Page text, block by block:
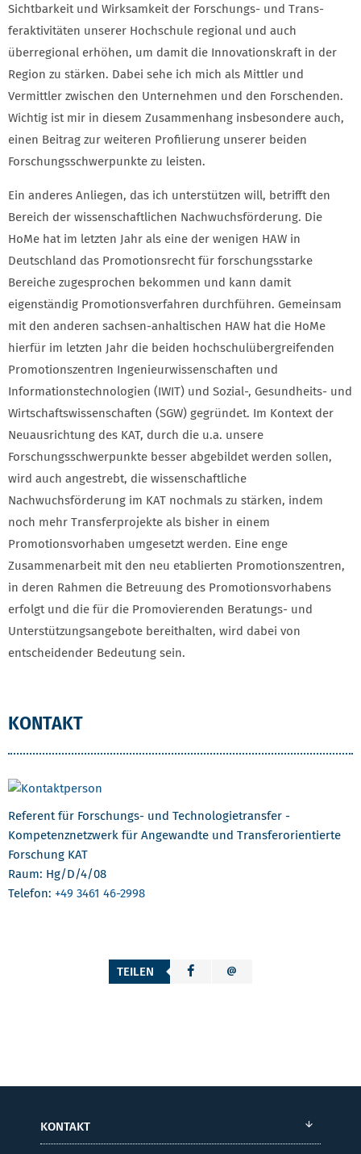
Sichtbarkeit und Wirksamkeit der Forschungs- und Trans-
feraktivitäten unserer Hochschule regional und auch
überregional erhöhen, um damit die Innovationskraft in der
Region zu stärken. Dabei sehe ich mich als Mittler und
Vermittler zwischen den Unternehmen und den Forschenden.
Wichtig ist mir in diesem Zusammenhang insbesondere auch,
einen Beitrag zur weiteren Profilierung unserer beiden
Forschungsschwerpunkte zu leisten.
Ein anderes Anliegen, das ich unterstützen will, betrifft den
Bereich der wissenschaftlichen Nachwuchsförderung. Die
HoMe hat im letzten Jahr als eine der wenigen HAW in
Deutschland das Promotionsrecht für forschungsstarke
Bereiche zugesprochen bekommen und kann damit
eigenständig Promotionsverfahren durchführen. Gemeinsam
mit den anderen sachsen-anhaltischen HAW hat die HoMe
hierfür im letzten Jahr die beiden hochschulübergreifenden
Promotionszentren Ingenieurwissenschaften und
Informationstechnologien (IWIT) und Sozial-, Gesundheits- und
Wirtschaftswissenschaften (SGW) gegründet. Im Kontext der
Neuausrichtung des KAT, durch die u.a. unsere
Forschungsschwerpunkte besser abgebildet werden sollen,
wird auch angestrebt, die wissenschaftliche
Nachwuchsförderung im KAT nochmals zu stärken, indem
noch mehr Transferprojekte als bisher in einem
Promotionsvorhaben umgesetzt werden. Eine enge
Zusammenarbeit mit den neu etablierten Promotionszentren,
in deren Rahmen die Betreuung des Promotionsvorhabens
erfolgt und die für die Promovierenden Beratungs- und
Unterstützungsangebote bereithalten, wird dabei von
entscheidender Bedeutung sein.
KONTAKT
Referent für Forschungs- und Technologietransfer -
Kompetenznetzwerk für Angewandte und Transferorientierte
Forschung KAT
Raum: Hg/D/4/08
Telefon: +49 3461 46-2998
TEILEN
KONTAKT